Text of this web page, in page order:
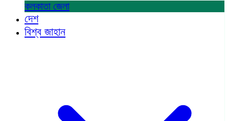
কলকাতা জেলা
দেশ
বিশ্ব জাহান